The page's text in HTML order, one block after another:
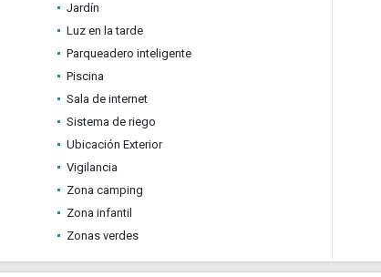
Jardín
Luz en la tarde
Parqueadero inteligente
Piscina
Sala de internet
Sistema de riego
Ubicación Exterior
Vigilancia
Zona camping
Zona infantil
Zonas verdes